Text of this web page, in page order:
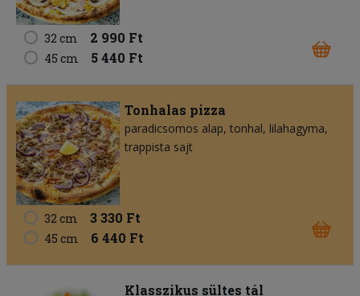
32 cm 2 990 Ft
45 cm 5 440 Ft
Tonhalas pizza
paradicsomos alap tonhal lilahagyma
trappista sajt
32 cm 3 330 Ft
45 cm 6 440 Ft
Klasszikus sültes tál